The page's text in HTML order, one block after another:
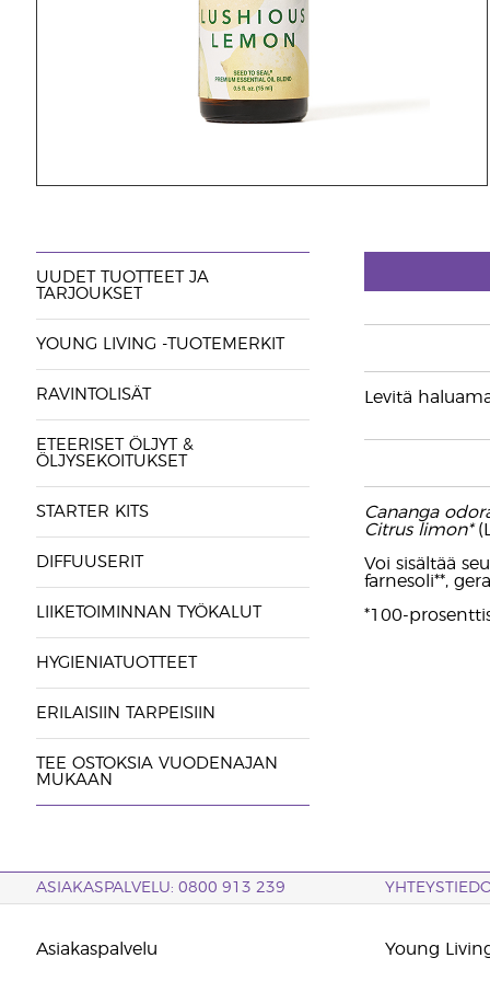
UUDET TUOTTEET JA
TARJOUKSET
YOUNG LIVING -TUOTEMERKIT
RAVINTOLISÄT
ETEERISET ÖLJYT &
ÖLJYSEKOITUKSET
STARTER KITS
DIFFUUSERIT
LIIKETOIMINNAN TYÖKALUT
HYGIENIATUOTTEET
ERILAISIIN TARPEISIIN
TEE OSTOKSIA VUODENAJAN
MUKAAN
Levitä
Cananga
Citrus limon*
Voi sisältää
farnesoli**,
*100-
ASIAKASPALVELU: 0800 913 239
Asiakaspalvelu Young